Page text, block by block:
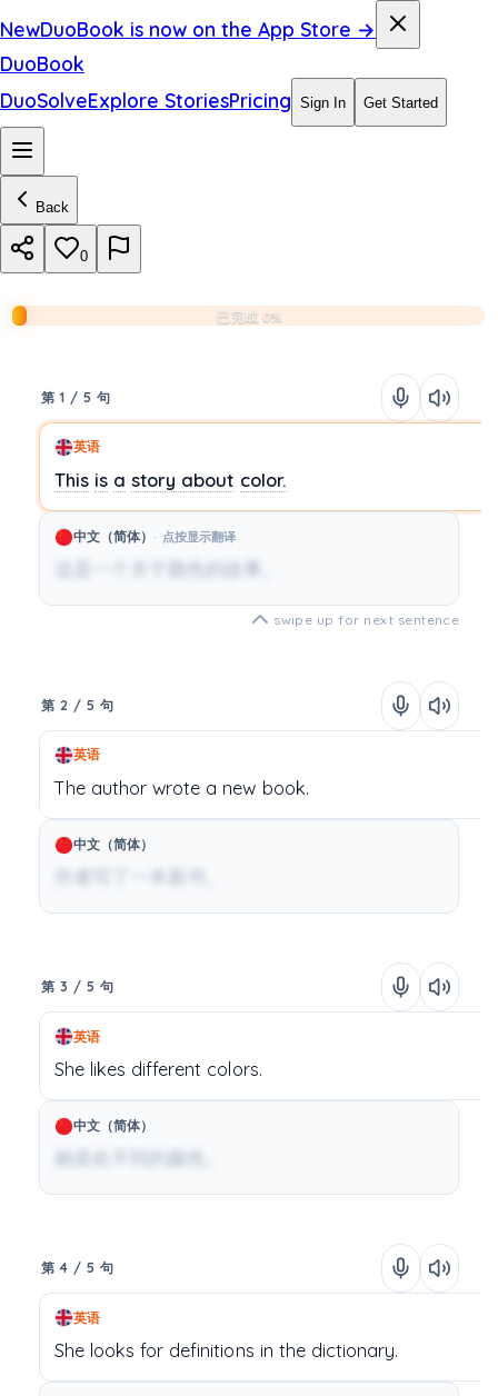
NewDuoBook is now on the App Store →
DuoBook
DuoSolveExplore StoriesPricing Sign In Get Started
Back
0
已完成 0%
第 1 / 5 句
英语
This is a story about color.
中文（简体） 点按显示翻译
这是一个关于颜色的故事。
swipe up for next sentence
第 2 / 5 句
英语
The authorwrote a new book.
中文（简体）
作者写了一本新书。
第 3 / 5 句
英语
She likes different colors.
中文（简体）
她喜欢不同的颜色。
第 4 / 5 句
英语
She looks for definitions in the dictionary.